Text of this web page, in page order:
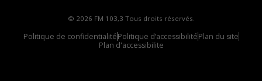
© 2026 FM 103,3 Tous droits réservés.
Politique de confidentialitéPolitique d’accessibilitéPlan du site
Plan d'accessibilite